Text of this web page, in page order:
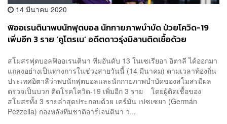
14 มีนาคม 2020
ฟิออเรนตินาพบนักฟุตบอล นักกายภาพบำบัด ป่วยโควิด-19
เพิ่มอีก 3 ราย ‘คูโตรเน’ อดีตดาวรุ่งมิลานติดเชื้อด้วย
สโมสรฟุตบอลฟิออเรนตินา ทีมอันดับ 13 ในเซเรียอา อิตาลี ได้ออกมา
แถลงอย่างเป็นทางการในช่วงสายวันนี้ (14 มีนาคม) ตามเวลาท้องถิ่น
ประเทศอิตาลีว่าพบนักฟุตบอลและนักกายภาพบำบัดของสโมสรมีผล
ตรวจเป็นบวก ติดโรคโควิด-19 เพิ่มอีก 3 ราย โดยผู้ติดเชื้อของ
สโมสรทั้ง 3 รายล่าสุดประกอบด้วย เคร์มัน เปซเซยา (Germán
Pezzella) กองหลังทีมชาติอาร์เจนตินา ว...